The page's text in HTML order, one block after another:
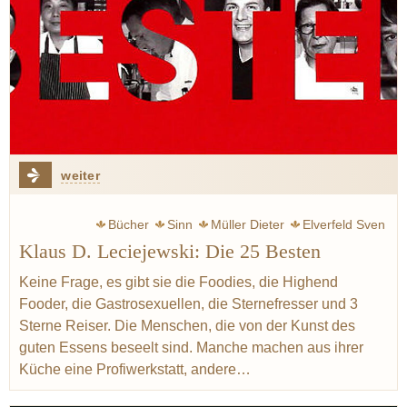
weiter
Bücher Sinn Müller Dieter
Elverfeld Sven
Wissler Joachim
Erfort Klaus Kunst
Kreativität
Generationen Avantgarde
Klaus D. Leciejewski: Die 25 Besten
Keine Frage, es gibt sie die Foodies, die Highend
Fooder, die Gastrosexuellen, die Sternefresser und 3
Sterne Reiser. Die Menschen, die von der Kunst des
guten Essens beseelt sind. Manche machen aus ihrer
Küche eine Profiwerkstatt, andere…